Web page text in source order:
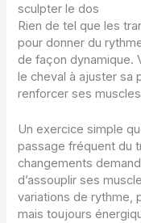
sculpter le dos
Rien de tel que les
pour donner du
de façon dynamique.
le cheval à ajuster sa
renforcer ses
Un exercice simple
passage fréquent du
changements
d’assouplir ses
variations de rythme,
mais toujours